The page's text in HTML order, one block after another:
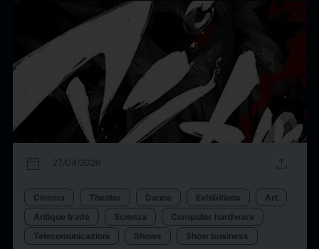
calendar_today 27/04/2026 upload
Cinema Theater Dance Exhibitions
Art
Antique trade
Scienza
Computer hardware
Telecomunicazioni
Shows Show business